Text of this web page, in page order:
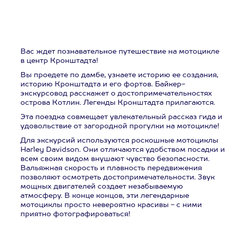
Вас ждет познавательное путешествие на мотоцикле
в центр Кронштадта!
Вы проедете по дамбе, узнаете историю ее создания,
историю Кронштадта и его фортов. Байкер-
экскурсовод расскажет о достопримечательностях
острова Котлин. Легенды Кронштадта прилагаются.
Эта поездка совмещает увлекательный рассказ гида и
удовольствие от загородной прогулки на мотоцикле!
Для экскурсий используются роскошные мотоциклы
Harley Davidson. Они отличаются удобством посадки и
всем своим видом внушают чувство безопасности.
Вальяжная скорость и плавность передвижения
позволяют осмотреть достопримечательности. Звук
мощных двигателей создает незабываемую
атмосферу. В конце концов, эти легендарные
мотоциклы просто невероятно красивы - с ними
приятно фотографироваться!